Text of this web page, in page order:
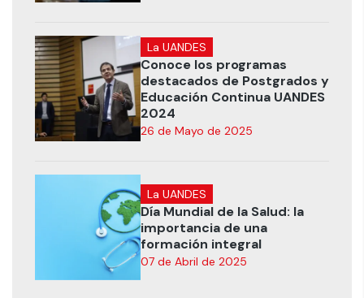
La UANDES
Conoce los programas
destacados de Postgrados y
Educación Continua UANDES
2024
26 de Mayo de 2025
La UANDES
Día Mundial de la Salud: la
importancia de una
formación integral
07 de Abril de 2025